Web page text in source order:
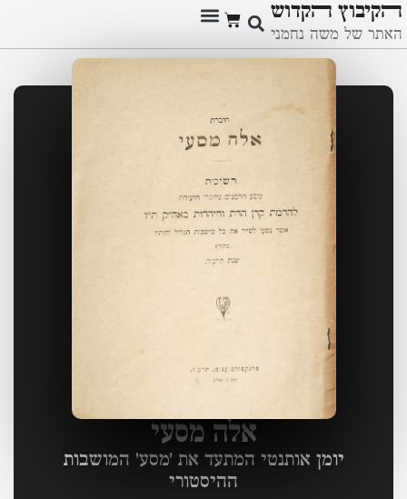
ﬣקיבוץ ﬣקדוש
האתר של משה נחמני
אלה מסעי
יומן אותנטי המתעד את 'מסע' המושבות
ההיסטורי